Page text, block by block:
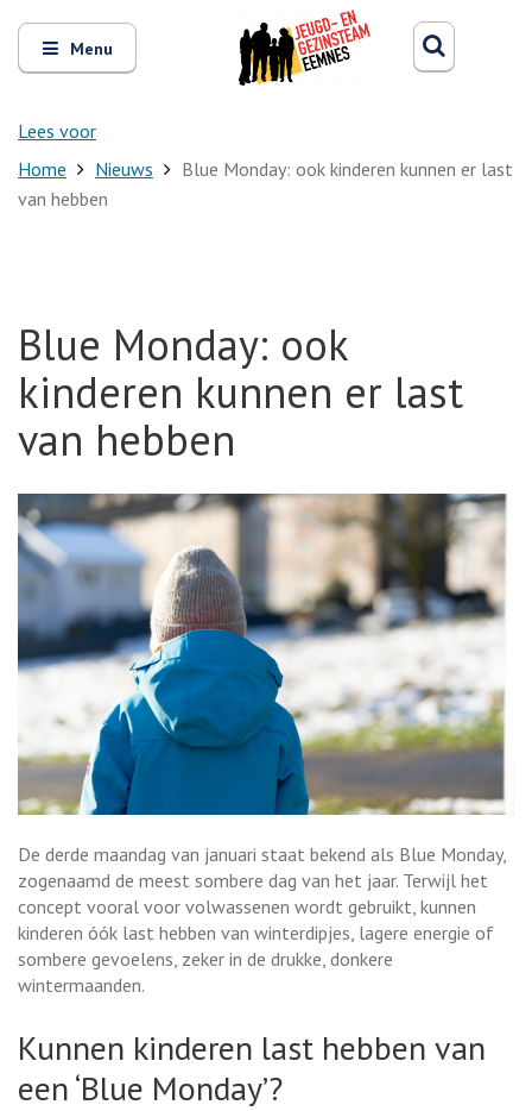
Open
en
sluit
Menu
Lees voor
Zoeken
Home Nieuws
Blue Monday: ook kinderen kunnen er last
van hebben
Blue Monday: ook
kinderen kunnen er last
van hebben
De derde maandag van januari staat bekend als Blue Monday,
zogenaamd de meest sombere dag van het jaar. Terwijl het
concept vooral voor volwassenen wordt gebruikt, kunnen
kinderen óók last hebben van winterdipjes, lagere energie of
sombere gevoelens, zeker in de drukke, donkere
wintermaanden.
Kunnen kinderen last hebben van
een ‘Blue Monday’?